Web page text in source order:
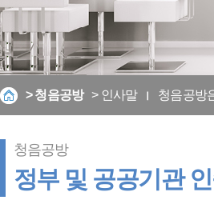
> 청음공방 > 인사말 청음공방
청음공방
정부 및 공공기관